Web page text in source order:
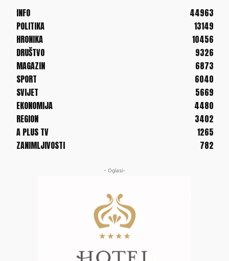
INFO
44963
POLITIKA
13149
HRONIKA
10456
DRUŠTVO
9326
MAGAZIN
6873
SPORT
6040
SVIJET
5669
EKONOMIJA
4480
REGION
3402
A PLUS TV
1265
ZANIMLJIVOSTI
782
- Oglasi-